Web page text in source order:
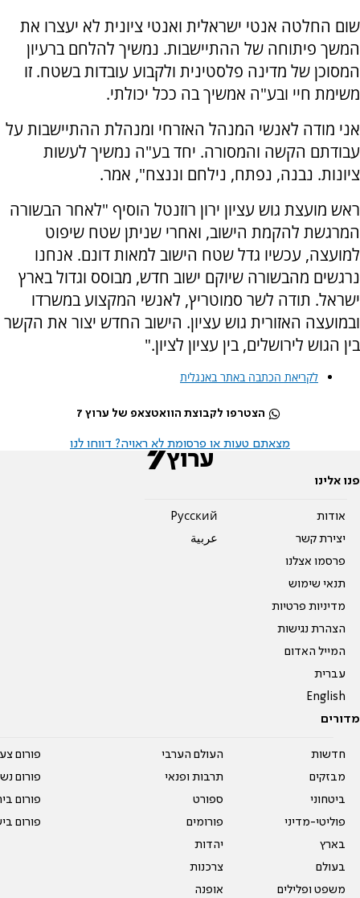
שום החלטה אנטי ישראלית ואנטי ציונית לא יעצרו את
המשך פיתוחה של ההתיישבות. נמשיך להלחם ברעיון
המסוכן של מדינה פלסטינית ולקבוע עובדות בשטח. זו
משימת חיי ובע"ה אמשיך בה ככל יכולתי.
אני מודה לאנשי המנהל האזרחי ומנהלת ההתיישבות על
עבודתם הקשה והמסורה. יחד בע"ה נמשיך לעשות
ציונות. נבנה, נפתח, נילחם וננצח", אמר.
ראש מועצת גוש עציון ירון רוזנטל הוסיף "לאחר הבשורה
המרגשת להקמת הישוב, ואחרי שניתן שטח שיפוט
למועצה, עכשיו גדל שטח הישוב למאות דונם. אנחנו
נרגשים מהבשורה שיוקם ישוב חדש, מבוסס וגדול בארץ
ישראל. תודה לשר סמוטריץ, לאנשי המקצוע במשרדו
ובמועצה האזורית גוש עציון. הישוב החדש יצור את הקשר
בין הגוש לירושלים, בין עציון לציון."
לקריאת הכתבה באתר באנגלית
הצטרפו לקבוצת הוואטצאפ של ערוץ 7
מצאתם טעות או פרסומת לא ראויה? דווחו לנו
פנו אלינו
אודות
יצירת קשר
פרסמו אצלנו
תנאי שימוש
מדיניות פרטיות
הצהרת נגישות
המייל האדום
עברית
English
Pусский
عربية
מדורים
חדשות
מבזקים
ביטחוני
פוליטי-מדיני
בארץ
בעולם
משפט ופלילים
העולם הערבי
תרבות ופנאי
ספורט
פורומים
יהדות
צרכנות
אופנה
פורום
פורום
פורום
פורום